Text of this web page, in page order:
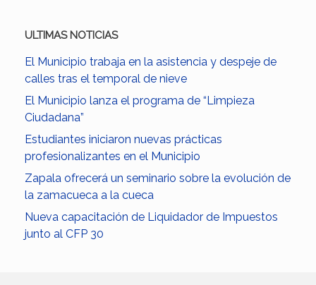
ULTIMAS NOTICIAS
El Municipio trabaja en la asistencia y despeje de
calles tras el temporal de nieve
El Municipio lanza el programa de “Limpieza
Ciudadana”
Estudiantes iniciaron nuevas prácticas
profesionalizantes en el Municipio
Zapala ofrecerá un seminario sobre la evolución de
la zamacueca a la cueca
Nueva capacitación de Liquidador de Impuestos
junto al CFP 30